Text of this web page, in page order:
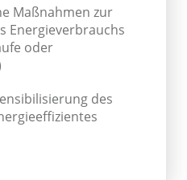
Maßnahmen zur
Energieverbrauchs​
oder
des